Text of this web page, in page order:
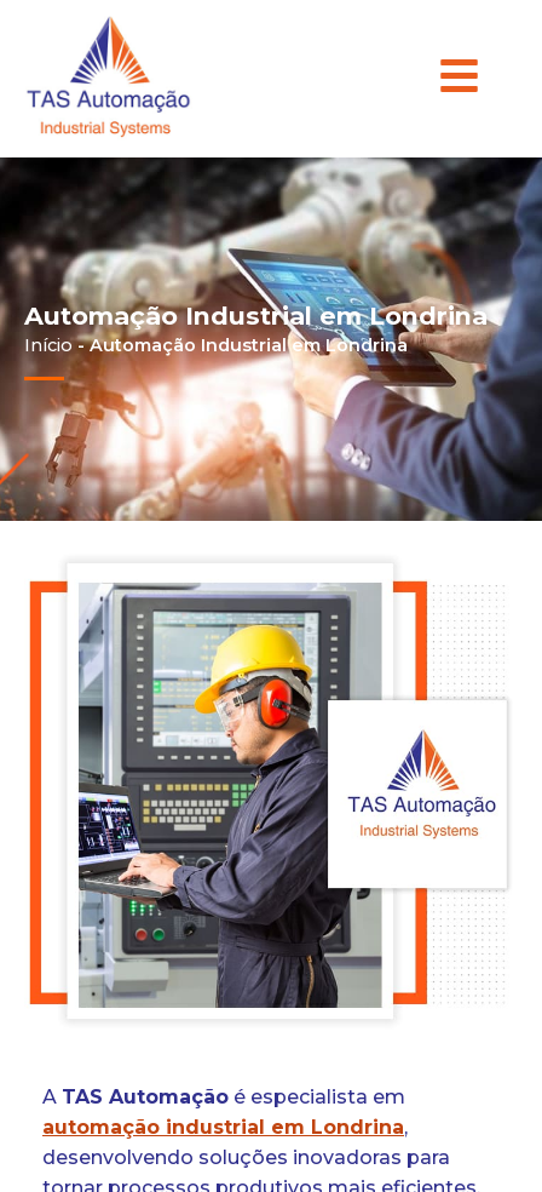
Automação Industrial em Londrina
Início-Automação Industrial em Londrina
A TAS Automação é especialista em
automação industrial em Londrina,
desenvolvendo soluções inovadoras para